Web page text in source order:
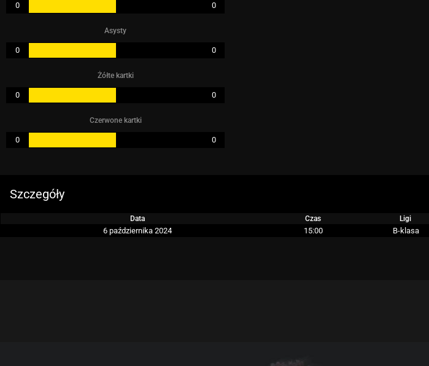
0 0
Asysty
0 0
Żółte kartki
0 0
Czerwone kartki
0 0
Szczegóły
Data Czas Ligi
6 października 2024 15:00 B-klasa